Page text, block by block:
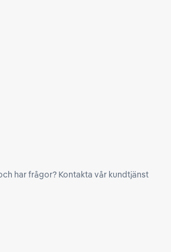
har frågor? Kontakta vår kundtjänst